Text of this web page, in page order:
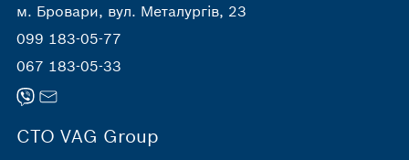
м. Бровари, вул. Металургів, 23
099 183-05-77
067 183-05-33
СТО VAG Group